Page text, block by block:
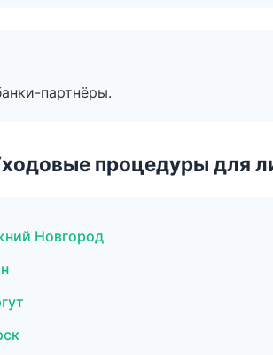
партнёры.
процедуры для
Новгород